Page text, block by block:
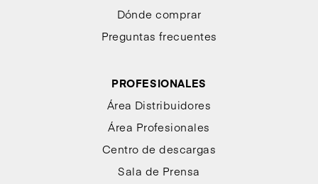
Dónde comprar
Preguntas frecuentes
PROFESIONALES
Área Distribuidores
Área Profesionales
Centro de descargas
Sala de Prensa